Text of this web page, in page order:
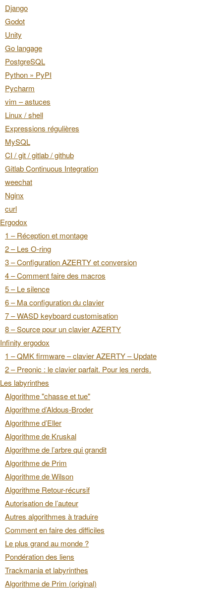
Django
Godot
Unity
Go langage
PostgreSQL
Python » PyPI
Pycharm
vim – astuces
Linux / shell
Expressions régulières
MySQL
CI / git / gitlab / github
Gitlab Continuous Integration
weechat
Nginx
curl
Ergodox
1 – Réception et montage
2 – Les O-ring
3 – Configuration AZERTY et conversion
4 – Comment faire des macros
5 – Le silence
6 – Ma configuration du clavier
7 – WASD keyboard customisation
8 – Source pour un clavier AZERTY
Infinity ergodox
1 – QMK firmware – clavier AZERTY – Update
2 – Preonic : le clavier parfait. Pour les nerds.
Les labyrinthes
Algorithme "chasse et tue"
Algorithme d’Aldous-Broder
Algorithme d’Eller
Algorithme de Kruskal
Algorithme de l’arbre qui grandit
Algorithme de Prim
Algorithme de Wilson
Algorithme Retour-récursif
Autorisation de l’auteur
Autres algorithmes à traduire
Comment en faire des difficiles
Le plus grand au monde ?
Pondération des liens
Trackmania et labyrinthes
Algorithme de Prim (original)